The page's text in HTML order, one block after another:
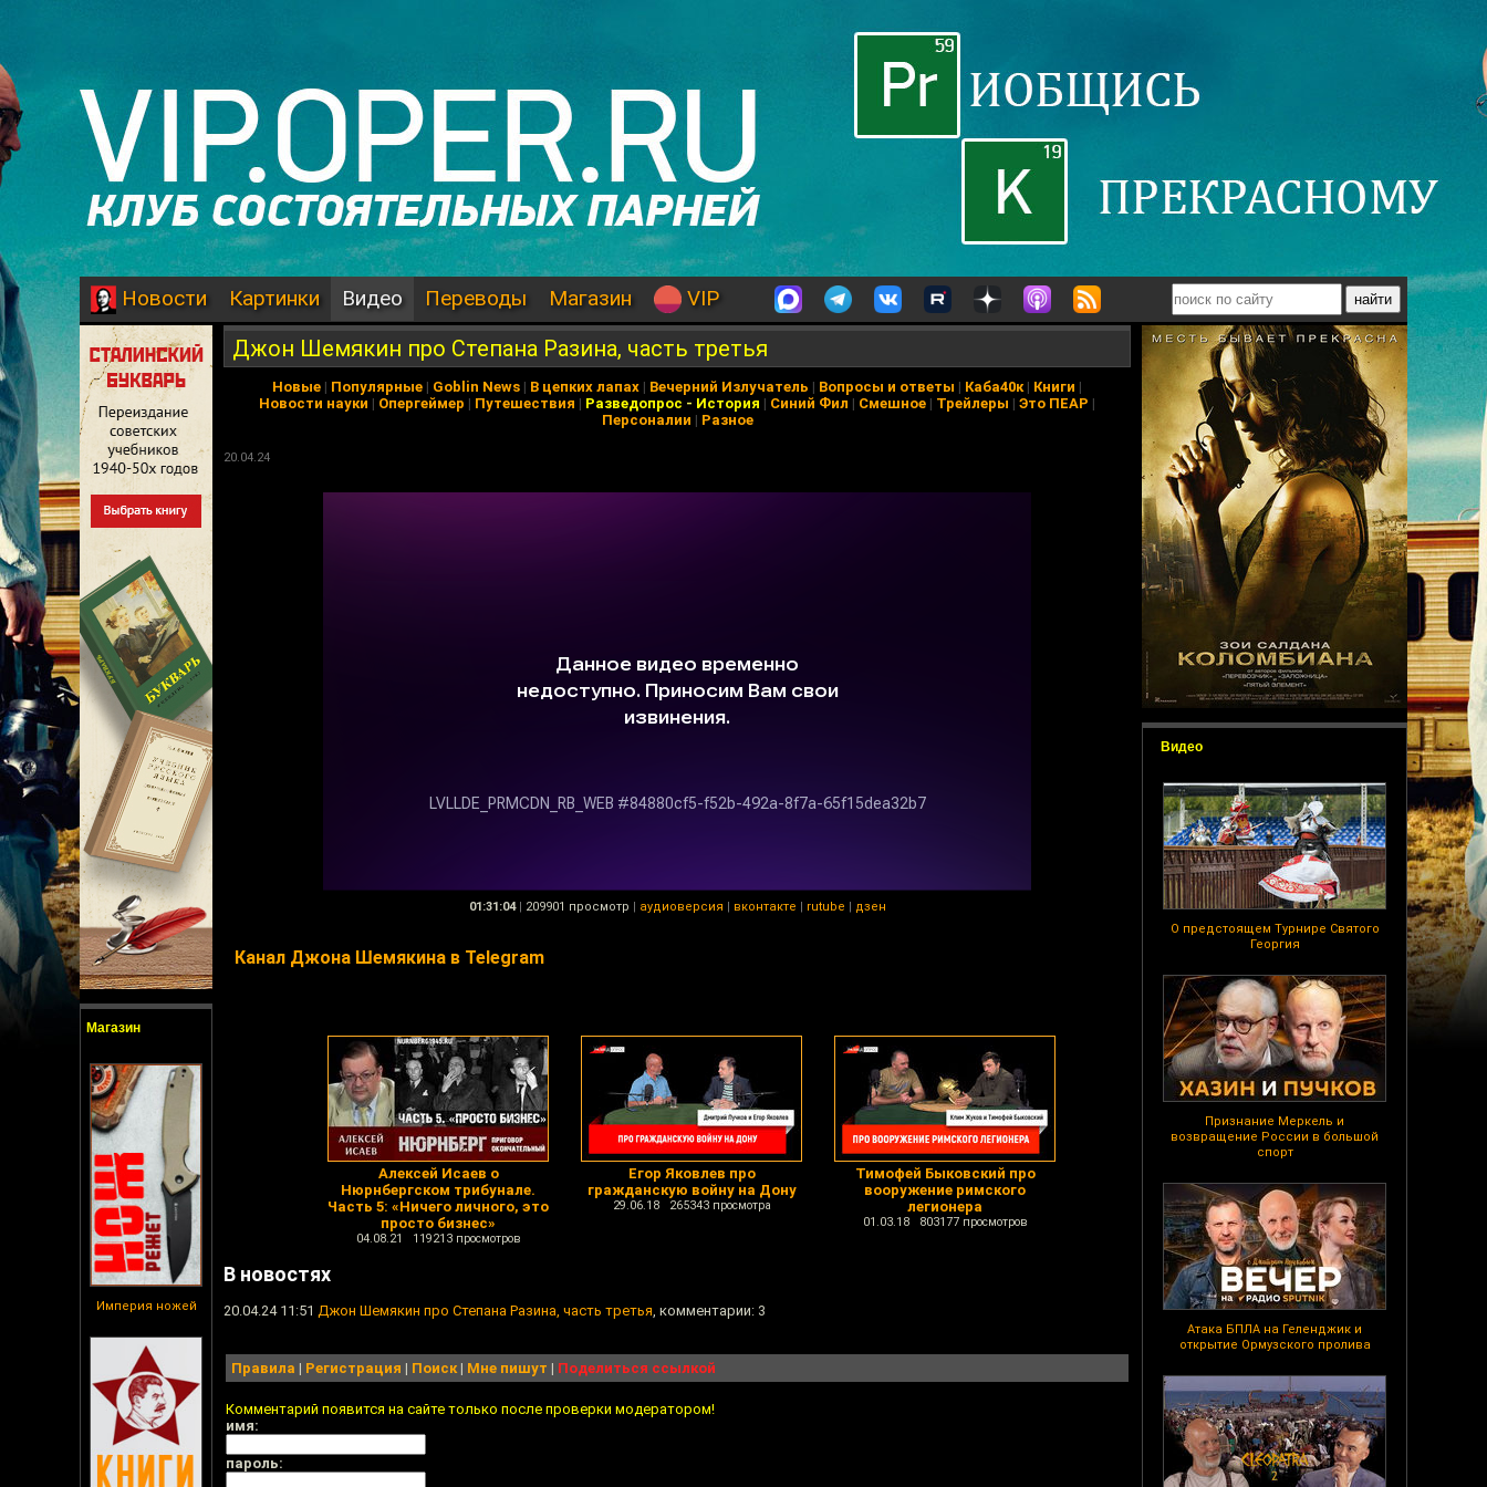
Новости Картинки Видео Переводы Магазин VIP
Магазин
Империя ножей
Видео
О предстоящем Турнире Святого
Георгия
Признание Меркель и
возвращение России в большой
спорт
Атака БПЛА на Геленджик и
открытие Ормузского пролива
Джон Шемякин про Степана Разина, часть третья
Новые | Популярные | Goblin News | В цепких лапах | Вечерний Излучатель | Вопросы и ответы | Каба40к| Книги |
Новости науки | Опергеймер | Путешествия | Разведопрос - История | Синий Фил | Смешное | Трейлеры | Это ПЕАР |
Персоналии | Разное
20.04.24
01:31:04 | 209901 просмотр | аудиоверсия | вконтакте | rutube | дзен
Канал Джона Шемякина в Telegram
Алексей Исаев о
Нюрнбергском трибунале.
Часть 5: «Ничего личного, это
просто бизнес»
04.08.21 119213 просмотров
Егор Яковлев про
гражданскую войну на Дону
29.06.18 265343 просмотра
Тимофей Быковский про
вооружение римского
легионера
01.03.18 803177 просмотров
В новостях
20.04.24 11:51 Джон Шемякин про Степана Разина, часть третья, комментарии: 3
Правила | Регистрация | Поиск| Мне пишут | Поделиться ссылкой
Комментарий появится на сайте только после проверки модератором!
имя:
пароль: